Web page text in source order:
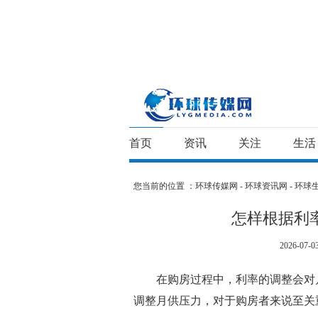
首页 资讯 关注 生活
您当前的位置 ：环球传媒网 - 环球资讯网 - 环球
怎样根据利
2026-07-
在购房过程中，利率的调整会
调整月供压力，对于购房者来说至关